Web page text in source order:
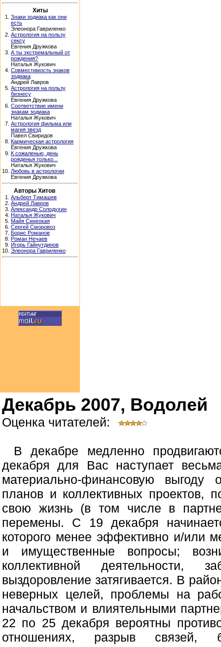
Хиты
1. Знаки зодиака как они
есть
Элеонора Гавриленко
2. Астрология на пользу
сексу
Евгения Дружкова
3. А ты экстремальный от
рождения?
Наталья Жукович
4. Совместимость знаков
зодиака
Андрей Лавров
5. Астрология на пользу
бизнесу
Евгения Дружкова
6. Соответствие имени
знакам зодиака
Наталья Жукович
7. Астрология фильма или
магия звезд
Павел Свиридов
8. Кармическая астрология
Евгения Дружкова
9. К сожаленью, день
рожденья только...
Наталья Жукович
10. Любовь в астрологии
Евгения Дружкова
Авторы Хитов
1. Альберт Тимашев
2. Андрей Лавров
3. Александр Солодухин
4. Наталья Жукович
5. Майя Синеокая
6. Сергей Сморовоз
7. Борис Романов
8. Роман Нечаев
9. Игорь Гайнутдинов
10. Элеонора Гавриленко
Декабрь 2007, Водолей
Оценка читателей:
В декабре медленно
декабря для Вас наступает
материально-финансовую
планов и коллективных проектов,
свою жизнь (в том числе в
перемены. С 19 декабря
которого менее эффективно и/или
и имущественные вопросы;
коллективной деятельности,
выздоровление затягивается. В
неверных целей, проблемы на
начальством и влиятельными
22 по 25 декабря вероятны
отношениях, разрыв связей,